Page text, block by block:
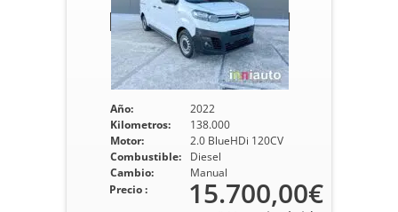
Año:
2022
Kilometros:
138.000
Motor:
2.0 BlueHDi 120CV
Combustible:
Diesel
Cambio:
Manual
Precio : 15.700,00€